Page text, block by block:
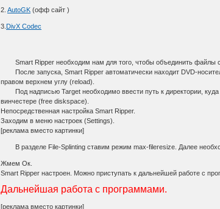
2.AutoGK (офф сайт )
3. DivX Codec
Smart Ripper необходим нам для того, чтобы объединить файлы
После запуска, Smart Ripper автоматически находит DVD-
правом верхнем углу (reload).
Под надписью Target необходимо ввести путь к директории,
винчестере (free diskspace).
Непосредственная настройка Smart Ripper.
Заходим в меню настроек (Settings).
[реклама вместо картинки]
В разделе File-Splinting ставим режим max-fileresize. Далее
Жмем Ок.
Smart Ripper настроен. Можно приступать к дальнейшей работе с
Дальнейшая работа с программами.
[реклама вместо картинки]